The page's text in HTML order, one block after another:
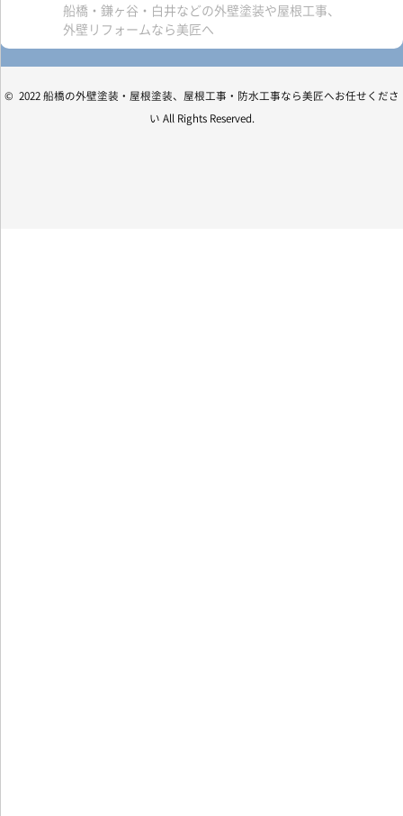
船橋・鎌ヶ谷・白井などの外壁塗装や屋根工事、
外壁リフォームなら美匠へ
© 2022 船橋の外壁塗装・屋根塗装、屋根工事・防水工事なら美匠へお任せくださ
い All Rights Reserved.